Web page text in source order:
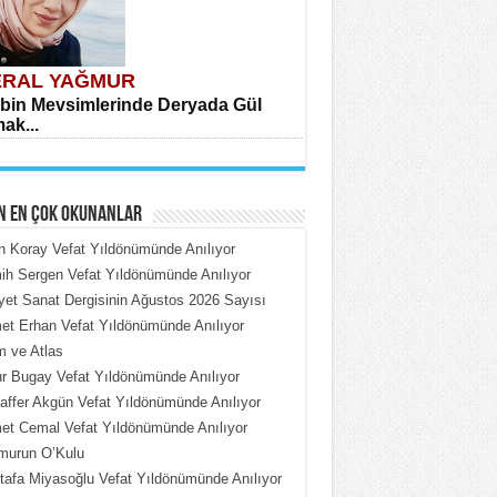
YAĞMUR
Mevsimlerinde Deryada Gül
ÇOBAN
Put Dışardaki Maskeler...
EN ÇOK OKUNANLAR
Koray Vefat Yıldönümünde Anılıyor
Sergen Vefat Yıldönümünde Anılıyor
Sanat Dergisinin Ağustos 2026 Sayısı
Erhan Vefat Yıldönümünde Anılıyor
ve Atlas
Bugay Vefat Yıldönümünde Anılıyor
Akgün Vefat Yıldönümünde Anılıyor
Cemal Vefat Yıldönümünde Anılıyor
O’Kulu
Miyasoğlu Vefat Yıldönümünde Anılıyor